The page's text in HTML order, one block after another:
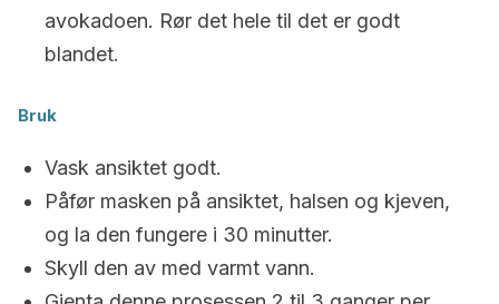
avokadoen. Rør det hele til det er godt
blandet.
Bruk
Vask ansiktet godt.
Påfør masken på ansiktet, halsen og kjeven,
og la den fungere i 30 minutter.
Skyll den av med varmt vann.